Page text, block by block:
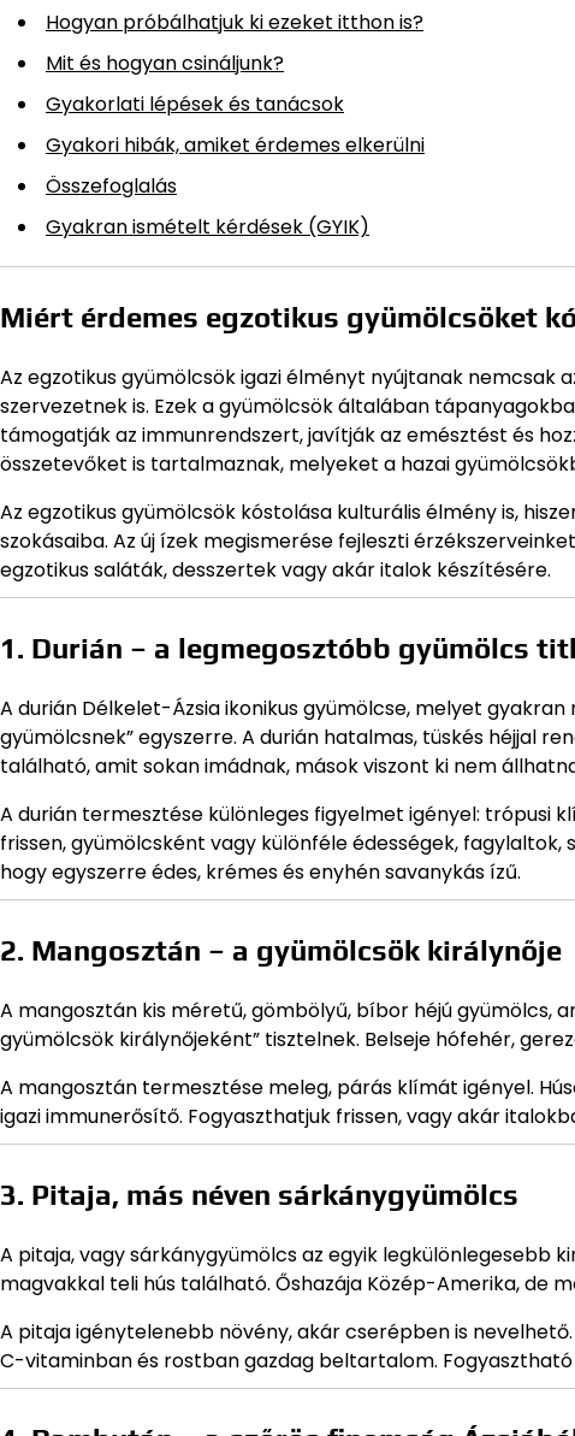
Hogyan próbálhatjuk ki ezeket itthon is?
Mit és hogyan csináljunk?
Gyakorlati lépések és tanácsok
Gyakori hibák, amiket érdemes elkerülni
Összefoglalás
Gyakran ismételt kérdések (GYIK)
Miért érdemes egzotikus gyümölcsöket
Az egzotikus gyümölcsök igazi élményt nyújtanak nemcsak
szervezetnek is. Ezek a gyümölcsök általában
támogatják az immunrendszert, javítják az emésztést és
összetevőket is tartalmaznak, melyeket a hazai
Az egzotikus gyümölcsök kóstolása kulturális élmény is,
szokásaiba. Az új ízek megismerése fejleszti
egzotikus saláták, desszertek vagy akár italok készítésére.
1. Durián – a legmegosztóbb gyümölcs
A durián Délkelet-Ázsia ikonikus gyümölcse, melyet
gyümölcsnek” egyszerre. A durián hatalmas, tüskés héjjal
található, amit sokan imádnak, mások viszont ki nem
A durián termesztése különleges figyelmet igényel: trópusi
frissen, gyümölcsként vagy különféle édességek,
hogy egyszerre édes, krémes és enyhén savanykás ízű.
2. Mangosztán – a gyümölcsök királynője
A mangosztán kis méretű, gömbölyű, bíbor héjú gyümölcs,
gyümölcsök királynőjeként” tisztelnek. Belseje hófehér,
A mangosztán termesztése meleg, párás klímát igényel.
igazi immunerősítő. Fogyaszthatjuk frissen, vagy akár
3. Pitaja, más néven sárkánygyümölcs
A pitaja, vagy sárkánygyümölcs az egyik legkülönlegesebb
magvakkal teli hús található. Őshazája Közép-Amerika, de
A pitaja igénytelenebb növény, akár cserépben is
C-vitaminban és rostban gazdag beltartalom. Fogyasztható